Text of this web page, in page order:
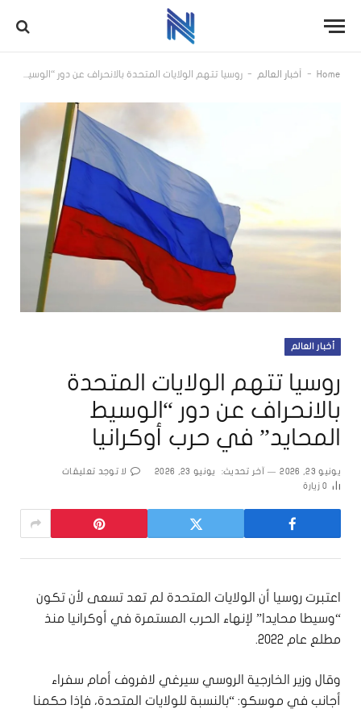
Home
- أخبار العالم - روسيا تتهم الولايات المتحدة بالانحراف عن دور “الوسيط المحايد” في حرب أوكرانيا
أخبار العالم
روسيا تتهم الولايات المتحدة
بالانحراف عن دور “الوسيط
المحايد” في حرب أوكرانيا
يونيو 23, 2026 آخر تحديث: يونيو 23, 2026
لا توجد تعليقات
0 زيارة
اعتبرت روسيا أن الولايات المتحدة لم تعد تسعى لأن تكون
“وسيطا محايدا” لإنهاء الحرب المستمرة في أوكرانيا منذ
مطلع عام 2022.
وقال وزير الخارجية الروسي سيرغي لافروف أمام سفراء
أجانب في موسكو: “بالنسبة للولايات المتحدة، فإذا حكمنا